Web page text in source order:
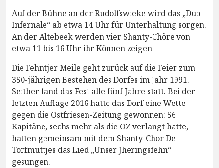
Auf der Bühne an der Rudolfswieke wird das „Duo
Infernale“ ab etwa 14 Uhr für Unterhaltung sorgen.
An der Altebeek werden vier Shanty-Chöre von
etwa 11 bis 16 Uhr ihr Können zeigen.
Die Fehntjer Meile geht zurück auf die Feier zum
350-jährigen Bestehen des Dorfes im Jahr 1991.
Seither fand das Fest alle fünf Jahre statt. Bei der
letzten Auflage 2016 hatte das Dorf eine Wette
gegen die Ostfriesen-Zeitung gewonnen: 56
Kapitäne, sechs mehr als die OZ verlangt hatte,
hatten gemeinsam mit dem Shanty-Chor De
Törfmuttjes das Lied „Unser Jheringsfehn“
gesungen.